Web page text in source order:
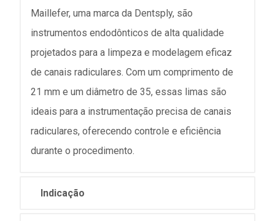
Maillefer, uma marca da Dentsply, são
instrumentos endodônticos de alta qualidade
projetados para a limpeza e modelagem eficaz
de canais radiculares. Com um comprimento de
21 mm e um diâmetro de 35, essas limas são
ideais para a instrumentação precisa de canais
radiculares, oferecendo controle e eficiência
durante o procedimento.
Indicação